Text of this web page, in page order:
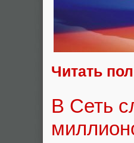
Читать
В Сеть